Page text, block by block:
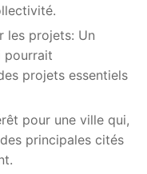
les projets: Un
pourrait
projets essentiels
pour une ville qui,
principales cités